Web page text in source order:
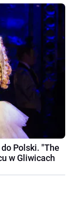
Polski. "The
w Gliwicach